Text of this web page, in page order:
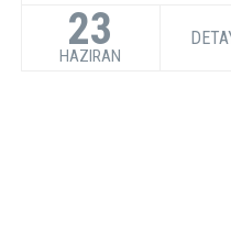
23
HAZIRAN